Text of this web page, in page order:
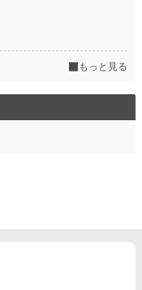
もっと見る